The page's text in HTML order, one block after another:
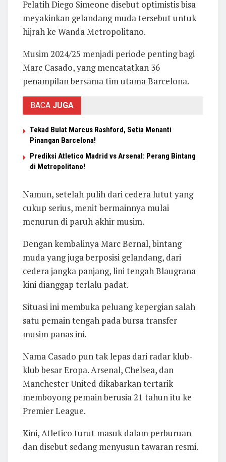
Pelatih Diego Simeone disebut optimistis bisa
meyakinkan gelandang muda tersebut untuk
hijrah ke Wanda Metropolitano.
Musim 2024/25 menjadi periode penting bagi
Marc Casado, yang mencatatkan 36
penampilan bersama tim utama Barcelona.
BACA JUGA
Tekad Bulat Marcus Rashford, Setia Menanti
Pinangan Barcelona!
Prediksi Atletico Madrid vs Arsenal: Perang Bintang
di Metropolitano!
Namun, setelah pulih dari cedera lutut yang
cukup serius, menit bermainnya mulai
menurun di paruh akhir musim.
Dengan kembalinya Marc Bernal, bintang
muda yang juga berposisi gelandang, dari
cedera jangka panjang, lini tengah Blaugrana
kini dianggap terlalu padat.
Situasi ini membuka peluang kepergian salah
satu pemain tengah pada bursa transfer
musim panas ini.
Nama Casado pun tak lepas dari radar klub-
klub besar Eropa. Arsenal, Chelsea, dan
Manchester United dikabarkan tertarik
memboyong pemain berusia 21 tahun itu ke
Premier League.
Kini, Atletico turut masuk dalam perburuan
dan disebut sedang menyusun tawaran resmi.